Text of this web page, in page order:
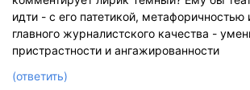
идти - с его патетикой, метафоричностью
главного журналистского качества -
пристрастности и ангажированности
(ответить)